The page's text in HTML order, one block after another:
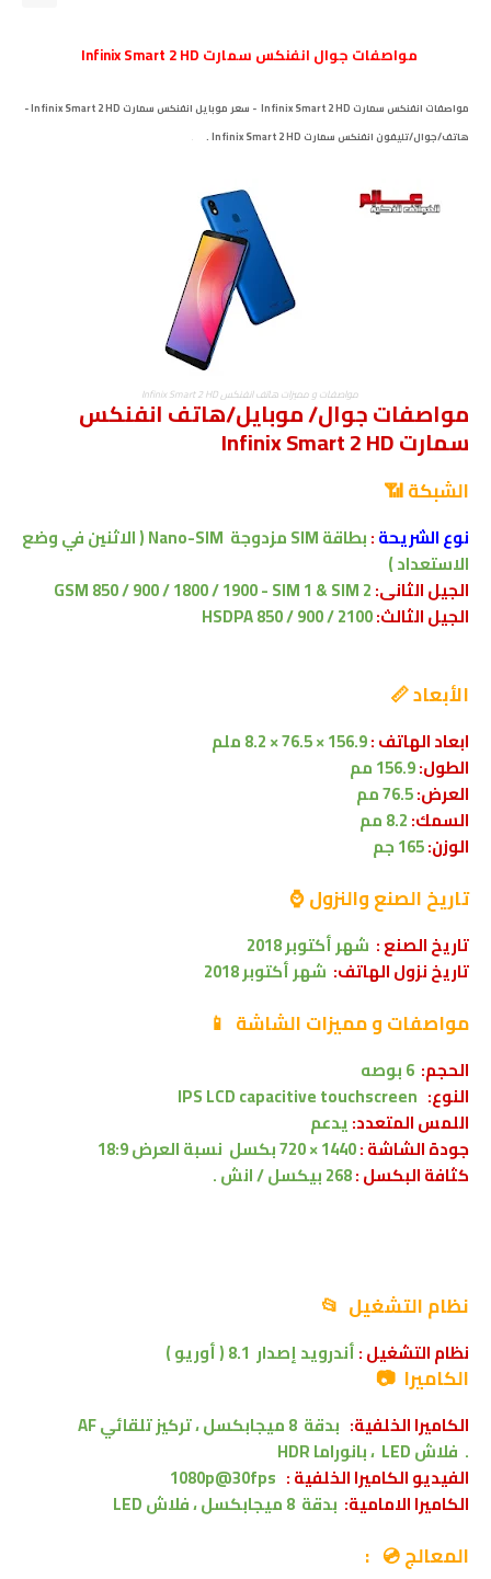
مواصفات جوال انفنكس سمارت Infinix Smart 2 HD
مواصفات انفنكس سمارت Infinix Smart 2 HD - سعر موبايل انفنكس سمارت Infinix Smart 2 HD -
هاتف/جوال/تليفون انفنكس سمارت Infinix Smart 2 HD .
.
مواصفات و مميزات هاتف انفنكس Infinix Smart 2 HD
مواصفات جوال/ موبايل/هاتف انفنكس
سمارت Infinix Smart 2 HD
الشبكة 📶
نوع الشريحة:بطاقة SIM مزدوجة
Nano-SIM ( الاثنين في وضع
الاستعداد )
الجيل الثانى:GSM 850 / 900 / 1800 / 1900 - SIM 1 & SIM 2
الجيل الثالث:HSDPA 850 / 900 / 2100
الأبعاد 📏
ابعاد الهاتف :156.9 × 76.5 × 8.2 ملم
الطول:156.9 مم
العرض:
السمك:8.2 مم
الوزن:
تاريخ الصنع والنزول ⌚
تاريخ الصنع : شهرأكتوبر2018
تاريخ نزول الهاتف: شهر أكتوبر2018
مواصفاتو مميزات الشاشة 📱
الحجم:
النوع: IPS LCD capacitive touchscreen
اللمس المتعدد:يدعم
جودة الشاشة :1440 × 720 بكسل
نسبة العرض 18:9
كثافة البكسل :268 بيكسل / انش .
نظام التشغيل 📂
نظام التشغيل :أندرويد إصدار
الكاميرا 📷
الكاميرا الخلفية: بدقة 8 ميجابكسل ،
تركيز تلقائي AF
. فلاش LED ، بانوراماHDR
الفيديو الكاميرا الخلفية : 1080p@30fps
الكاميرا الامامية: بدقة 8 ميجابكسل ،فلاش LED
المعالج 💿 :